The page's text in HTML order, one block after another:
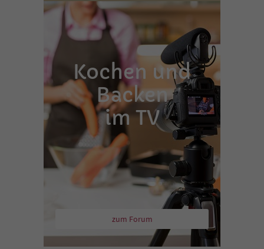
Kochen und
Backen
im TV
zum Forum